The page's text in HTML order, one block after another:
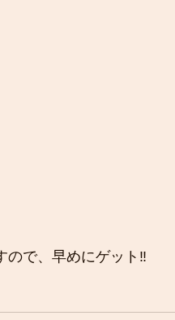
ので、早めにゲット‼️